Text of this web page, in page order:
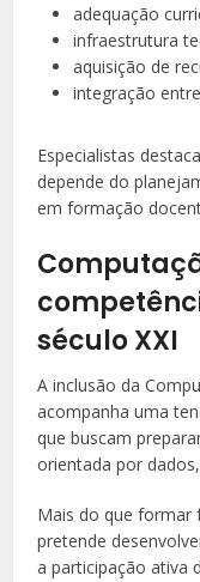
adequação
infraestrutura
aquisição de
integração
Especialistas
depende do
em formação
século XXI
A inclusão da
acompanha uma
que buscam
orientada por
Mais do que formar
pretende
a participação ativa